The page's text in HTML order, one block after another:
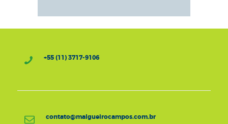
+55 (11) 3717-9106
contato@malgueirocampos.com.br